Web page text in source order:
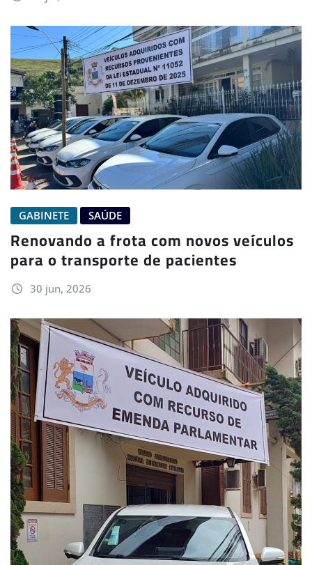
GABINETE SAÚDE
Renovando a frota com novos veículos
para o transporte de pacientes
30 jun, 2026